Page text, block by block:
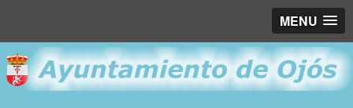
MENU